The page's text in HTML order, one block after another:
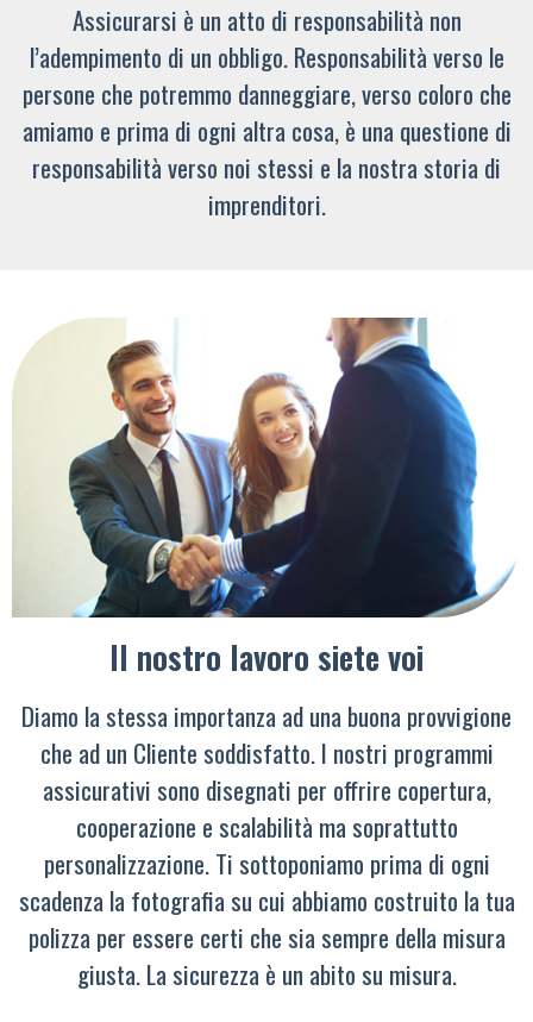
Assicurarsi è un atto di responsabilità non
l’adempimento di un obbligo. Responsabilità verso le
persone che potremmo danneggiare, verso coloro che
amiamo e prima di ogni altra cosa, è una questione di
responsabilità verso noi stessi e la nostra storia di
imprenditori.
Il nostro lavoro siete voi
Diamo la stessa importanza ad una buona provvigione
che ad un Cliente soddisfatto. I nostri programmi
assicurativi sono disegnati per offrire copertura,
cooperazione e scalabilità ma soprattutto
personalizzazione. Ti sottoponiamo prima di ogni
scadenza la fotografia su cui abbiamo costruito la tua
polizza per essere certi che sia sempre della misura
giusta. La sicurezza è un abito su misura.